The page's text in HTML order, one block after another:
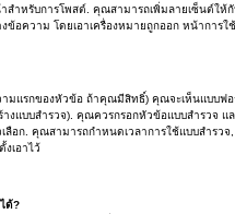
สำหรับการโพสต์. คุณสามารถเพิ่มลายเซ็นต์ใ
อความ โดยเอาเครื่องหมายถูกออก หน้าการใ
มแรกของหัวข้อ ถ้าคุณมีสิทธิ์) คุณจะเห็นแบบฟอ
แบบสำรวจ). คุณควรกรอกหัวข้อแบบสำรวจ แล
อก. คุณสามารถกำหนดเวลาการใช้แบบสำรว
เอาไว้
ด้?